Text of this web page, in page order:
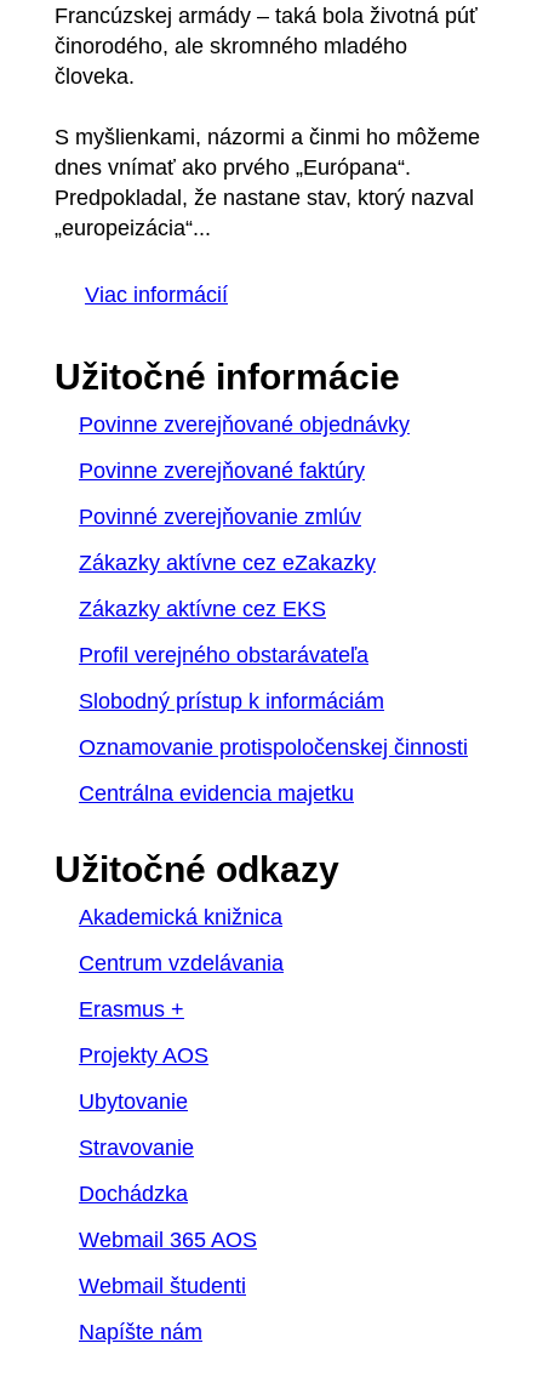
Francúzskej armády – taká bola životná púť
činorodého, ale skromného mladého
človeka.
S myšlienkami, názormi a činmi ho môžeme
dnes vnímať ako prvého „Európana“.
Predpokladal, že nastane stav, ktorý nazval
„europeizácia“...
Viac informácií
Užitočné informácie
Povinne zverejňované objednávky
Povinne zverejňované faktúry
Povinné zverejňovanie zmlúv
Zákazky aktívne cez eZakazky
Zákazky aktívne cez EKS
Profil verejného obstarávateľa
Slobodný prístup k informáciám
Oznamovanie protispoločenskej činnosti
Centrálna evidencia majetku
Užitočné odkazy
Akademická knižnica
Centrum vzdelávania
Erasmus +
Projekty AOS
Ubytovanie
Stravovanie
Dochádzka
Webmail 365 AOS
Webmail študenti
Napíšte nám